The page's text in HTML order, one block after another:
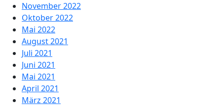
November 2022
Oktober 2022
Mai 2022
August 2021
Juli 2021
Juni 2021
Mai 2021
April 2021
März 2021